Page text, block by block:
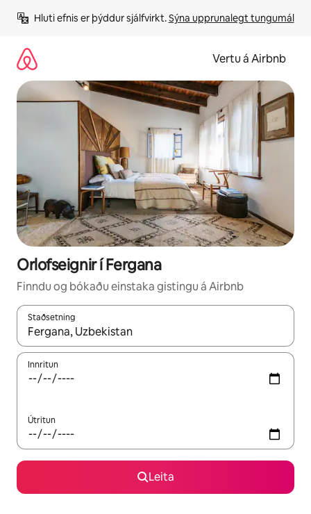
beint
Hluti efnis er þýddur sjálfvirkt. Sýna upprunalegt tungumál
Vertu á Airbnb
Orlofseignir í Fergana
Finndu og bókaðu einstaka gistingu á Airbnb
Staðsetning
Þegar niðurstöður liggja fyrir skaltu nota upp og niður
Innritun
Útritun
Leita